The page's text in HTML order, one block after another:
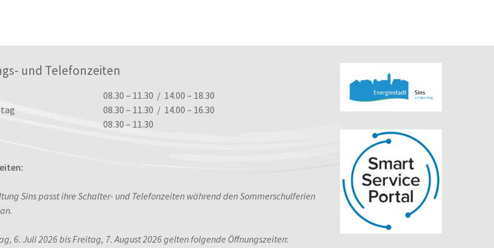
und Telefonzeiten
08.30 – 11.30 / 14.00 – 18.30
08.30 – 11.30 / 14.00 – 16.30
08.30 – 11.30
Sins passt ihre Schalter- und Telefonzeiten während den Sommerschulferien
6. Juli 2026 bis Freitag, 7. August 2026 gelten folgende Öffnungszeiten: